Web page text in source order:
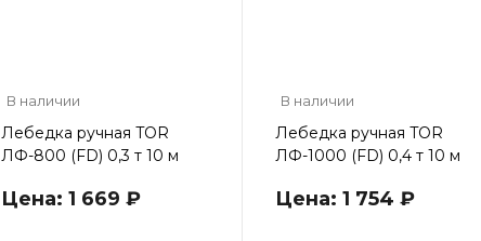
В наличии
Лебедка ручная TOR
ЛФ-800 (FD) 0,3 т 10 м
Цена: 1 669 ₽
В наличии
Лебедка ручная TOR
ЛФ-1000 (FD) 0,4 т 10 м
Цена: 1 754 ₽